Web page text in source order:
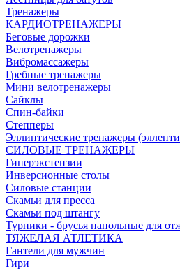
Тренажеры
КАРДИОТРЕНАЖЕРЫ
Беговые дорожки
Велотренажеры
Вибромассажеры
Гребные тренажеры
Мини велотренажеры
Сайклы
Спин-байки
Степперы
Эллиптические тренажеры
СИЛОВЫЕ ТРЕНАЖЕРЫ
Гиперэкстензии
Инверсионные столы
Силовые станции
Скамьи для пресса
Скамьи под штангу
Турники - брусья напольные для
ТЯЖЕЛАЯ АТЛЕТИКА
Гантели для мужчин
Гири